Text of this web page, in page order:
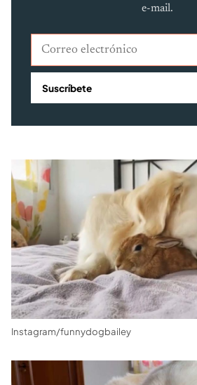
e-mail.
Correo electrónico
Suscríbete
Instagram/funnydogbailey